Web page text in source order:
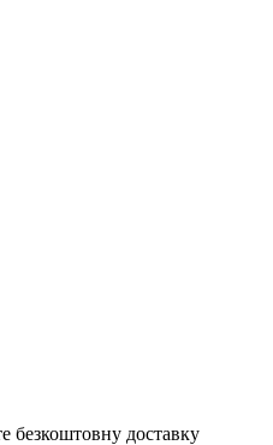
безкоштовну доставку